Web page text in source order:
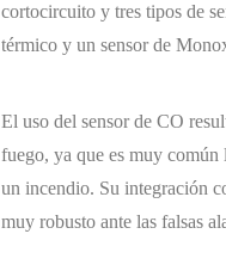
cortocircuito y tres tipos de
térmico y un sensor de
El uso del sensor de CO
fuego, ya que es muy común
un incendio. Su integración
muy robusto ante las falsas